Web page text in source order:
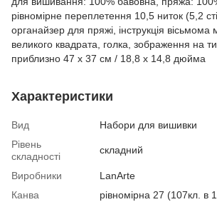
рівномірне переплетення 10,5 ниток (5,2
органайзер для пряжі, інструкція
великого квадрата, голка, зображення на
приблизно 47 x 37 см / 18,8 x 14,8 дюйма
Характеристики
Вид
Набори для вишивки
Рівень
складності
складний
Виробники
LanArte
Канва
рівномірна 27 (107кл. в